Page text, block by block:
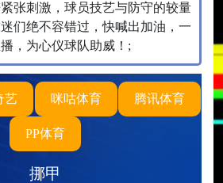
张刺激，球员技艺与防守的较量
们绝不容错过，快喊出加油，一
，为心仪球队助威！;
艺 咪咕体育 腾讯体育
PP体育
挪甲